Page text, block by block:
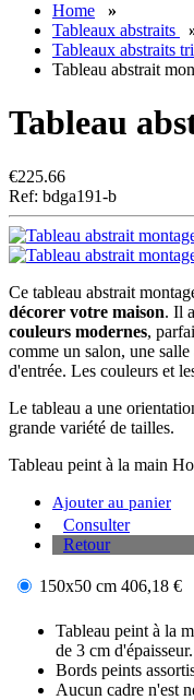
Home
»
Tableaux abstraits
Tableaux abstraits
Tableau abstrait
Tableau
€225.66
Ref: bdga191-b
Ce tableau abstrait
décorer votre maison. Il
couleurs modernes,
comme un salon, une
d'entrée. Les couleurs et
Le tableau a une
grande variété de tailles.
Tableau peint à la main
Ajouter au panier
Consulter
Retour
150x50 cm 406,18 €
Tableau peint à la
de 3 cm d'épaisseur.
Bords peints
Aucun cadre n'est